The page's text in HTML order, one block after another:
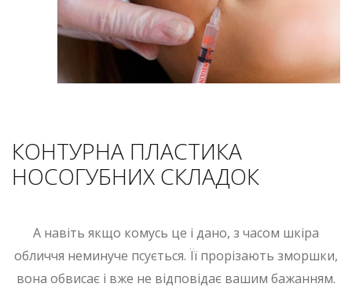
КОНТУРНА ПЛАСТИКА
НОСОГУБНИХ СКЛАДОК
А навіть якщо комусь це і дано, з часом шкіра
обличчя неминуче псується. Її прорізають зморшки,
вона обвисає і вже не відповідає вашим бажанням.